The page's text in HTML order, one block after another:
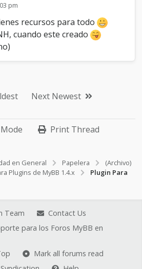
pm
recursos para todo
cuando este creado
Next Newest
Print Thread
en General Papelera
(Archivo)
Plugins de MyBB 1.4.x
Plugin Para
Team
Contact Us
para los Foros MyBB en
Mark all forums read